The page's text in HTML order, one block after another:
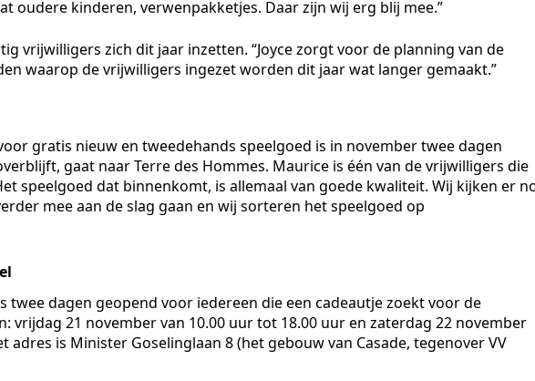
oudere kinderen, verwenpakketjes. Daar zijn wij erg blij mee.”
vrijwilligers zich dit jaar inzetten. “Joyce zorgt voor de planning van de
waarop de vrijwilligers ingezet worden dit jaar wat langer gemaakt.”
gratis nieuw en tweedehands speelgoed is in november twee dagen
gaat naar Terre des Hommes. Maurice is één van de vrijwilligers die
speelgoed dat binnenkomt, is allemaal van goede kwaliteit. Wij kijken er
mee aan de slag gaan en wij sorteren het speelgoed op
twee dagen geopend voor iedereen die een cadeautje zoekt voor de
vrijdag 21 november van 10.00 uur tot 18.00 uur en zaterdag 22 november
adres is Minister Goselinglaan 8 (het gebouw van Casade, tegenover VV